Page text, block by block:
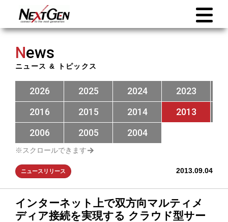
News
ニュース & トピックス
2026 2025 2024 2023
2016
2015 2014 2013
2006
2005 2004
ニュースリリース 2013.09.04
インターネット上で双方向マルティメ
ディア接続を実現する クラウド型サー